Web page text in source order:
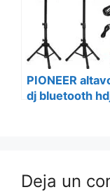
PIONEER
dj bluetooth
Deja un